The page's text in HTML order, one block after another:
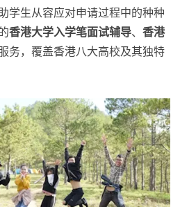
学生从容应对申请过程中的种种
香港大学入学笔面试辅导、 香港
务，覆盖香港八大高校及其独特